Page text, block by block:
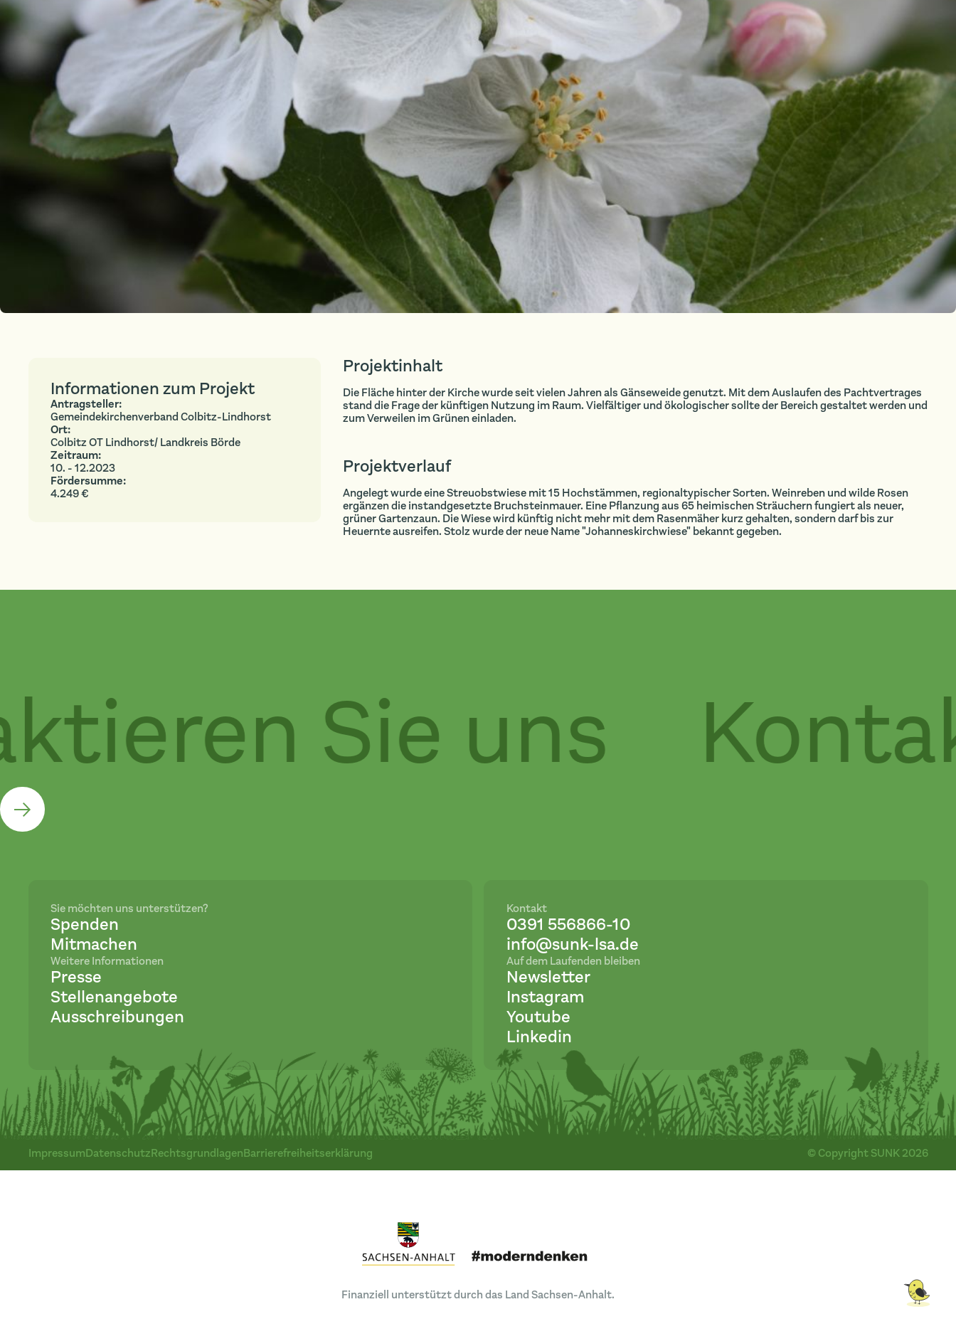
Informationen zum Projekt
Antragsteller:
Gemeindekirchenverband Colbitz-Lindhorst
Ort:
Colbitz OT Lindhorst/ Landkreis Börde
Zeitraum:
10. - 12.2023
Fördersumme:
4.249 €
Projektinhalt
Die Fläche hinter der Kirche wurde seit vielen Jahren als Gänseweide genutzt. Mit dem Auslaufen des Pachtvertrages
stand die Frage der künftigen Nutzung im Raum. Vielfältiger und ökologischer sollte der Bereich gestaltet werden und
zum Verweilen im Grünen einladen.
Projektverlauf
Angelegt wurde eine Streuobstwiese mit 15 Hochstämmen, regionaltypischer Sorten. Weinreben und wilde Rosen
ergänzen die instandgesetzte Bruchsteinmauer. Eine Pflanzung aus 65 heimischen Sträuchern fungiert als neuer,
grüner Gartenzaun. Die Wiese wird künftig nicht mehr mit dem Rasenmäher kurz gehalten, sondern darf bis zur
Heuernte ausreifen. Stolz wurde der neue Name "Johanneskirchwiese" bekannt gegeben.
Sie uns
Sie möchten uns unterstützen?
Spenden
Mitmachen
Weitere Informationen
Presse
Stellenangebote
Ausschreibungen
Kontakt
0391 556866-10
info@sunk-lsa.de
Auf dem Laufenden bleiben
Newsletter
Instagram
Youtube
Linkedin
ImpressumDatenschutzRechtsgrundlagenBarrierefreiheitserklärung © Copyright SUNK 2026
Finanziell unterstützt durch das Land Sachsen-Anhalt.